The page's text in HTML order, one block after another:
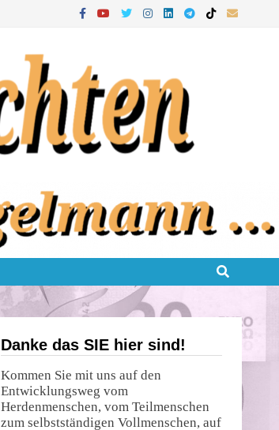
Danke das SIE hier sind!
Kommen Sie mit uns auf den
Entwicklungsweg vom
Herdenmenschen, vom Teilmenschen
zum selbstständigen Vollmenschen, auf